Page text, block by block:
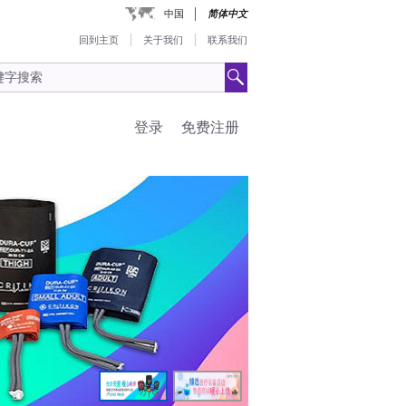
中国 简体中文
回到主页 关于我们 联系我们
免费注册
登录